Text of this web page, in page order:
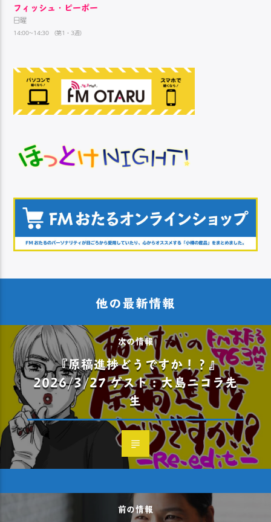
フィッシュ・ピーポー
日曜
14:00~14:30 （第1・3週）
他の最新情報
次の情報
『原稿進捗どうですか！？』
2026/3/27 ゲスト：大島ニコラ先
生
前の情報